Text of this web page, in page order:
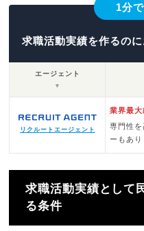
1分
求職活動実績を作るの
エージェント
▼
リクルートエージェント
業界最大
専門性
ーもあり
求職活動実績として
る条件